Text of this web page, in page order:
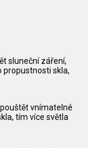
sluneční záření,
propustnosti skla,
vnímatelné
tím více světla